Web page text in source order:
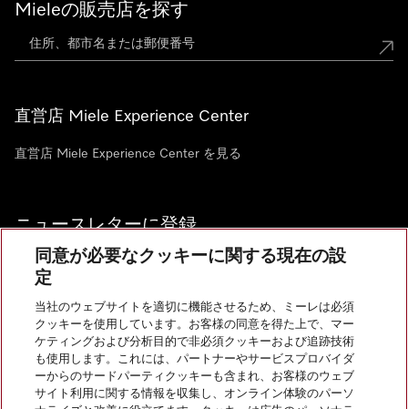
Mieleの販売店を探す
直営店 Miele Experience Center
直営店 Miele Experience Center を見る
ニュースレターに登録
お問い合わせ
InstagramのMiele
YoutubeのMiele
同意が必要なクッキーに関する現在の設
定
当社のウェブサイトを適切に機能させるため、ミーレは必須
クッキーを使用しています。お客様の同意を得た上で、マー
ケティングおよび分析目的で非必須クッキーおよび追跡技術
も使用します。これには、パートナーやサービスプロバイダ
ーからのサードパーティクッキーも含まれ、お客様のウェブ
サイト利用に関する情報を収集し、オンライン体験のパーソ